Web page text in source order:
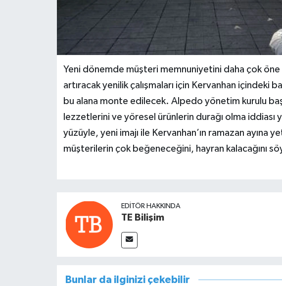
Yeni dönemde müşteri memnuniyetini daha çok
artıracak yenilik çalışmaları için Kervanhan içindeki
bu alana monte edilecek. Alpedo yönetim kurulu
lezzetlerini ve yöresel ürünlerin durağı olma iddiası
yüzüyle, yeni imajı ile Kervanhan’ın ramazan
müşterilerin çok beğeneceğini, hayran kalacağını
EDITÖR HAKKINDA
TE Bilişim
Bunlar da ilginizi çekebilir